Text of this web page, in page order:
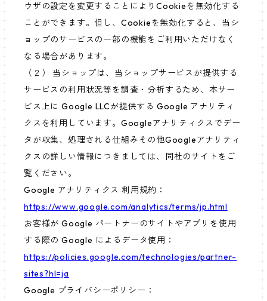
ウザの設定を変更することによりCookieを無効化する
ことができます。但し、Cookieを無効化すると、当シ
ョップのサービスの一部の機能をご利用いただけなく
なる場合があります。
（２） 当ショップは、当ショップサービスが提供する
サービスの利用状況等を調査・分析するため、本サー
ビス上に Google LLCが提供する Google アナリティ
クスを利用しています。Googleアナリティクスでデー
タが収集、処理される仕組みその他Googleアナリティ
クスの詳しい情報につきましては、同社のサイトをご
覧ください。
Google アナリティクス 利用規約：
https://www.google.com/analytics/terms/jp.html
お客様が Google パートナーのサイトやアプリを使用
する際の Google によるデータ使用：
https://policies.google.com/technologies/partner-
sites?hl=ja
Google プライバシーポリシー：